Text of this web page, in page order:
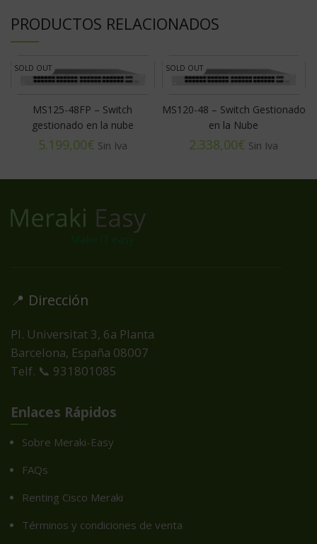
PRODUCTOS RELACIONADOS
SOLD OUT
MS125-48FP – Switch
gestionado en la nube
€
SOLD OUT
MS120-48 – Switch Gestionado
en la Nube
€
📍 Dirección
Pl. Universitat 3, 6a Planta
Barcelona, España 08007
Telf. 📞 931801085
Enlaces Rápidos
Sobre Meraki-Easy
FAQs
Renting Cisco Meraki
Términos y condiciones de venta